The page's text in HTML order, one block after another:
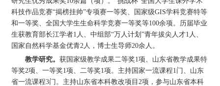
科技作品竞赛“揭榜挂帅”专项赛一等奖、国家级GIS学科竞赛特等
和一等奖、全国大学生生命科学竞赛一等奖等100余项。历届毕业
生获教育部长江学者1人、中组部“万人计划”青年拔尖人才1人、
国家自然科学基金优青2人，博士生导师20余人。
教学研究。获国家级教学成果二等奖1项、山东省教学成果特
等奖2项、一等奖1项、二等奖1项。主持国家一流课程1门、山东
省一流课程3门。主持山东省本科教改项目2项，参与山东省本科